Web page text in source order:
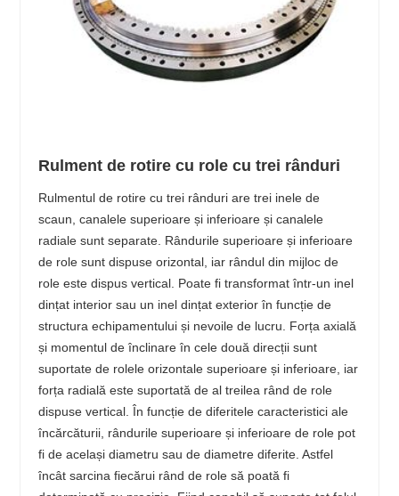
Rulment de rotire cu role cu trei rânduri
Rulmentul de rotire cu trei rânduri are trei inele de
scaun, canalele superioare și inferioare și canalele
radiale sunt separate. Rândurile superioare și inferioare
de role sunt dispuse orizontal, iar rândul din mijloc de
role este dispus vertical. Poate fi transformat într-un inel
dințat interior sau un inel dințat exterior în funcție de
structura echipamentului și nevoile de lucru. Forța axială
și momentul de înclinare în cele două direcții sunt
suportate de rolele orizontale superioare și inferioare, iar
forța radială este suportată de al treilea rând de role
dispuse vertical. În funcție de diferitele caracteristici ale
încărcăturii, rândurile superioare și inferioare de role pot
fi de același diametru sau de diametre diferite. Astfel
încât sarcina fiecărui rând de role să poată fi